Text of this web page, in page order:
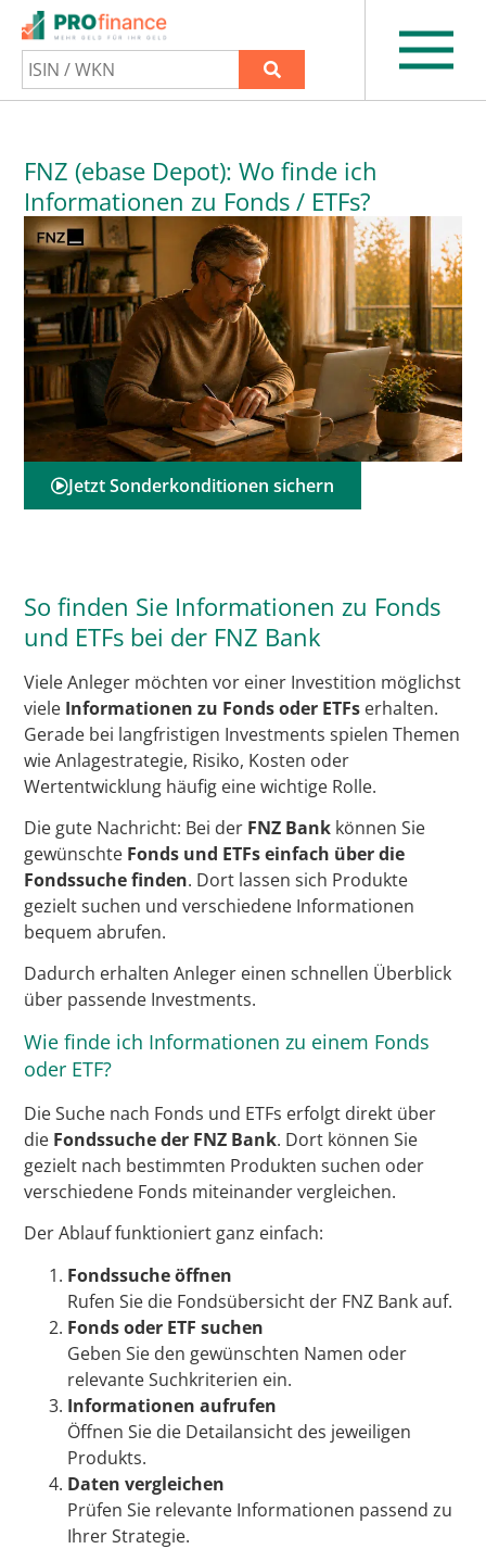
FNZ (ebase Depot): Wo finde ich
Informationen zu Fonds / ETFs?
Jetzt Sonderkonditionen sichern
So finden Sie Informationen zu Fonds
und ETFs bei der FNZ Bank
Viele Anleger möchten vor einer Investition möglichst
viele Informationen zu Fonds oder ETFs erhalten.
Gerade bei langfristigen Investments spielen Themen
wie Anlagestrategie, Risiko, Kosten oder
Wertentwicklung häufig eine wichtige Rolle.
Die gute Nachricht: Bei der FNZ Bank können Sie
gewünschte Fonds und ETFs einfach über die
Fondssuche finden. Dort lassen sich Produkte
gezielt suchen und verschiedene Informationen
bequem abrufen.
Dadurch erhalten Anleger einen schnellen Überblick
über passende Investments.
Wie finde ich Informationen zu einem Fonds
oder ETF?
Die Suche nach Fonds und ETFs erfolgt direkt über
die Fondssuche der FNZ Bank. Dort können Sie
gezielt nach bestimmten Produkten suchen oder
verschiedene Fonds miteinander vergleichen.
Der Ablauf funktioniert ganz einfach:
Fondssuche öffnen
Rufen Sie die Fondsübersicht der FNZ Bank auf.
Fonds oder ETF suchen
Geben Sie den gewünschten Namen oder
relevante Suchkriterien ein.
Informationen aufrufen
Öffnen Sie die Detailansicht des jeweiligen
Produkts.
Daten vergleichen
Prüfen Sie relevante Informationen passend zu
Ihrer Strategie.